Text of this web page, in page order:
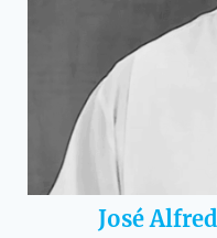
José